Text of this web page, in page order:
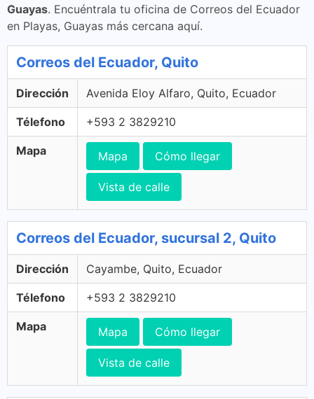
Guayas. Encuéntrala tu oficina de Correos del Ecuador
en Playas, Guayas más cercana aquí.
Correos del Ecuador, Quito
Dirección Avenida Eloy Alfaro, Quito, Ecuador
Télefono +593 2 3829210
Mapa Mapa Cómo llegar
Vista de calle
Correos del Ecuador, sucursal 2, Quito
Dirección Cayambe, Quito, Ecuador
Télefono +593 2 3829210
Mapa Mapa Cómo llegar
Vista de calle